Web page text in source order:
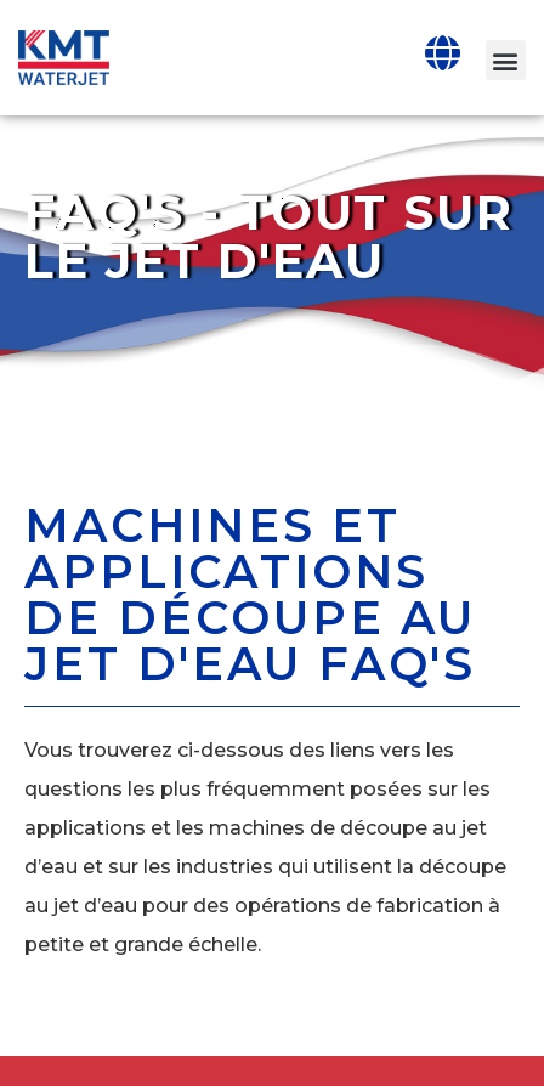
FAQ'S - TOUT SUR
LE JET D'EAU
MACHINES ET
APPLICATIONS
DE DÉCOUPE AU
JET D'EAU FAQ'S
Vous trouverez ci-dessous des liens vers les
questions les plus fréquemment posées sur les
applications et les machines de découpe au jet
d’eau et sur les industries qui utilisent la découpe
au jet d’eau pour des opérations de fabrication à
petite et grande échelle.